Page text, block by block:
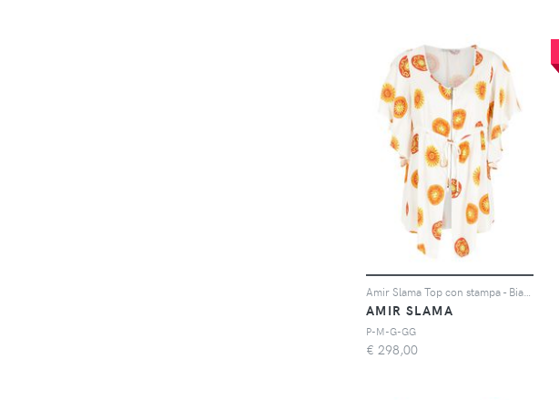
Amir Slama Top con stampa - Bianco
AMIR SLAMA
P-M-G-GG
€ 298,00